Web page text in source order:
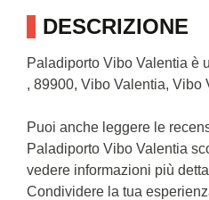
DESCRIZIONE
Paladiporto Vibo Valentia è
, 89900, Vibo Valentia, Vibo
Puoi anche leggere le
Paladiporto Vibo Valentia
vedere informazioni più
Condividere la tua